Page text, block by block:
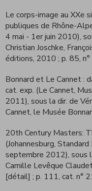
Le corps-image au XXe
publiques de Rhône-
4 mai - 1er juin 2010),
Christian Joschke,
éditions, 2010; p. 85,
Bonnard et Le Cannet :
cat. exp. (Le Cannet,
2011), sous la dir. de
Cannet, le Musée
20th Century Masters:
(Johannesburg,
septembre 2012), sous
Camille Levêque
[détail] ; p. 111, cat. n°